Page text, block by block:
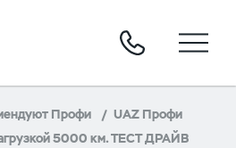
Профи
UAZ Профи
5000 км. ТЕСТ ДРАЙВ